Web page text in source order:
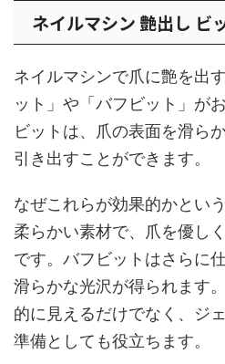
ネイルマシン 艶出し ビ
ネイルマシンで爪に艶を出
ット」や「バフビット」が
ビットは、爪の表面を滑ら
引き出すことができます。
なぜこれらが効果的かとい
柔らかい素材で、爪を優し
です。バフビットはさらに
滑らかな光沢が得られます
的に見えるだけでなく、ジ
準備としても役立ちます。